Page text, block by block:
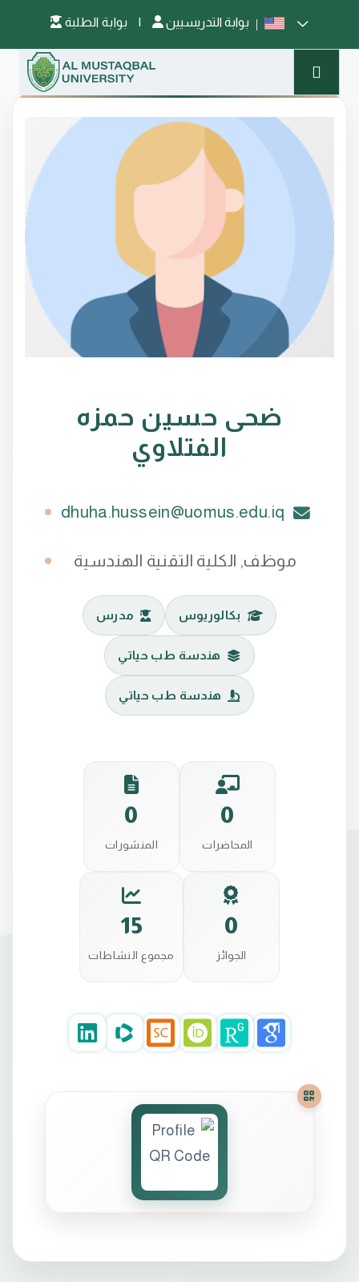
| بوابة التدريسيين
ضحى حسين حمزه
الفتلاوي
dhuha.hussein@uomus.edu.iq
موظف, الكلية التقنية الهندسية
بكالوريوس مدرس
هندسة طب حياتي
هندسة طب حياتي
0
المحاضرات
0
المنشورات
0
الجوائز
15
مجموع النشاطات